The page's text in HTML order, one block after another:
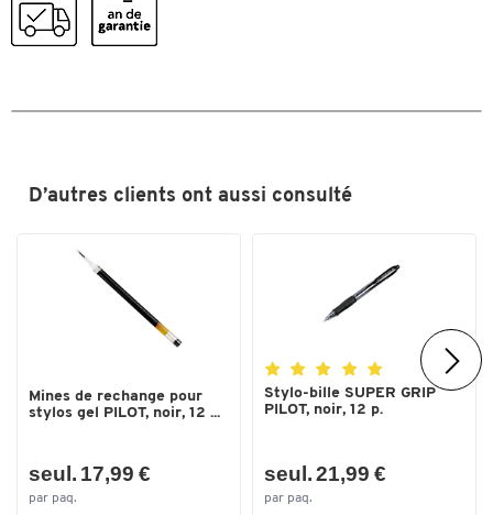
Séchage rapide
Couleurs
Dimensions
D’autres clients ont aussi consulté
Mines de rechange pour
stylos gel PILOT, noir, 12 ...
seul. 17,99 €
par paq.
Stylo-bille SUPER GRIP
PILOT, noir, 12 p.
seul. 21,99 €
par paq.